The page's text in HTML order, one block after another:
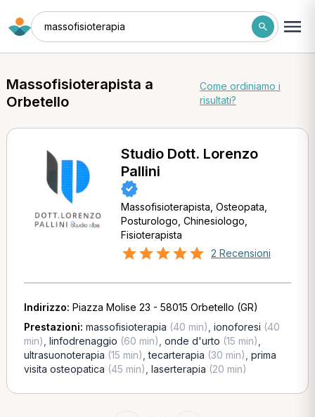
massofisioterapia
Massofisioterapista a
Orbetello
Come ordiniamo i
risultati?
Studio Dott. Lorenzo
Pallini
Massofisioterapista, Osteopata,
Posturologo, Chinesiologo,
Fisioterapista
2 Recensioni
Indirizzo: Piazza Molise 23 - 58015 Orbetello (GR)
Prestazioni: massofisioterapia (40 min) ionoforesi (40
min) linfodrenaggio (60 min) onde d'urto (15 min)
ultrasuonoterapia (15 min) ,tecarterapia (30 min) prima
visita osteopatica (45 min) laserterapia (20 min)